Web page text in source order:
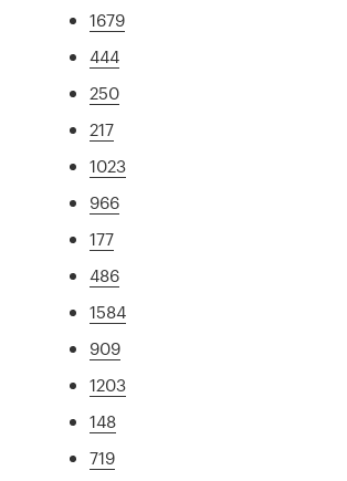
1679
444
250
217
1023
966
177
486
1584
909
1203
148
719